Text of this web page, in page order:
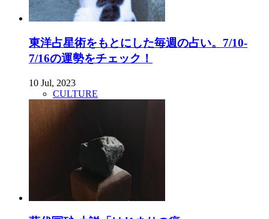
東洋占星術をもとにした毎週の占い。7/10-
7/16の運勢をチェック！
10 Jul, 2023
CULTURE